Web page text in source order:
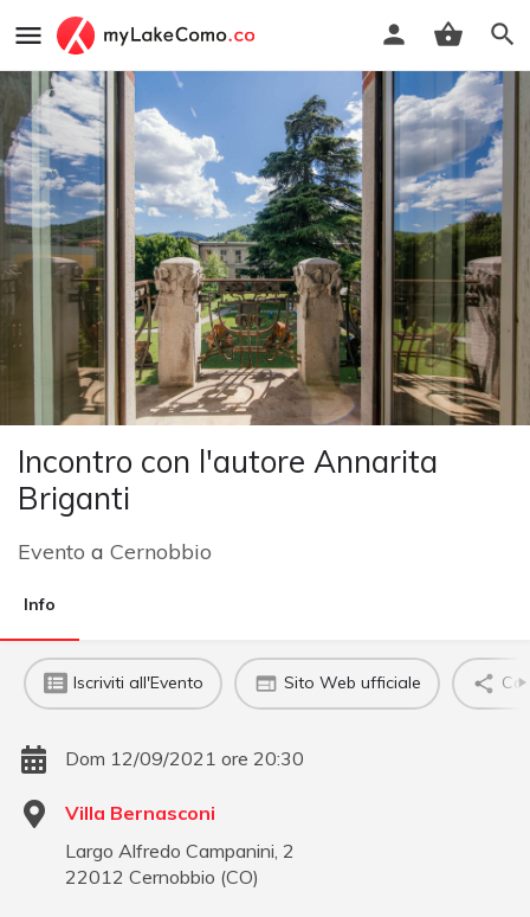
Incontro con l'autore Annarita
Briganti
Evento a Cernobbio
Info
Iscriviti all'Evento Sito Web ufficiale
Dom 12/09/2021 ore 20:30
Villa Bernasconi
Largo Alfredo Campanini, 2
22012 Cernobbio (CO)